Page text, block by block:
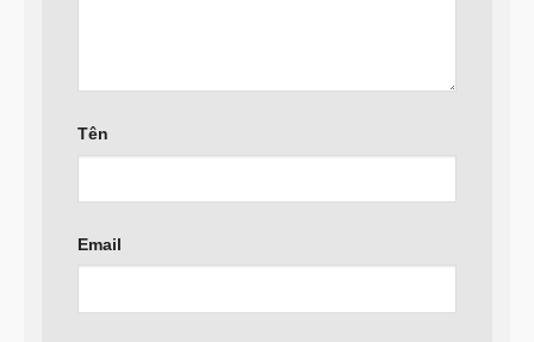
Tên
Email